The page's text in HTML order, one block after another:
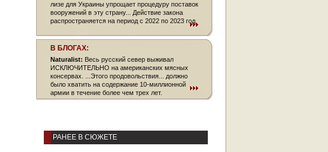
лизе для Украины упрощает про­цеду­ру поставок
вооружений в эту страну... Действие закона
распространяется на период с 2022 по 2023 год
В БЛОГАХ:
Naturalist: Весь русский север выживал
ИСКЛЮЧИТЕЛЬНО на американских мясных
консервах. ...Этого продовольствия... должно
было хватить на содержание 10-миллионной
армии в течение более чем трех лет.
РАНЕЕ В СЮЖЕТЕ